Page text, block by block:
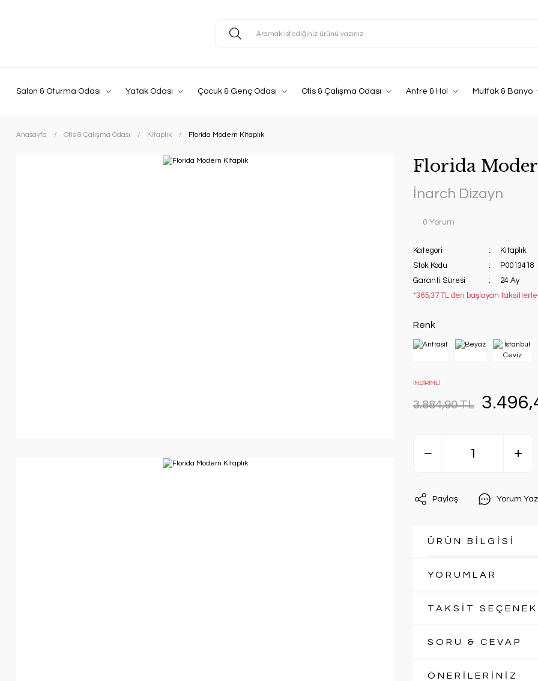
Salon & Oturma Odası Yatak Odası Çocuk & Genç Odası Ofis & Çalışma Odası Antre & Hol Mutfak & Banyo
Anasayfa Ofis & Çalışma Odası Kitaplık Florida Modern Kitaplık
Florida
İnarch Dizayn
0 Yorum
Kategori
Kitaplık
Stok Kodu
P0013418
Garanti Süresi
24 Ay
*365,37 TL den başlayan
Renk
İNDİRİMLİ
3.884,90 TL
Paylaş Yorum Yaz
ÜRÜN BİLGİSİ
YORUMLAR
TAKSİT
SORU & CEVAP
ÖNERİLERİNİZ